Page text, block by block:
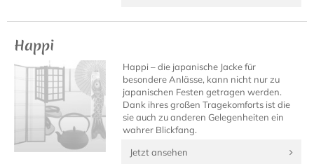
Happi
Happi – die japanische Jacke für
besondere Anlässe, kann nicht nur zu
japanischen Festen getragen werden.
Dank ihres großen Tragekomforts ist die
sie auch zu anderen Gelegenheiten ein
wahrer Blickfang.
Jetzt ansehen